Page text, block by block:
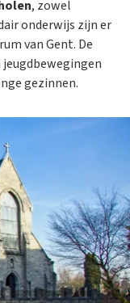
, zowel
onderwijs zijn er
van Gent. De
gezinnen.